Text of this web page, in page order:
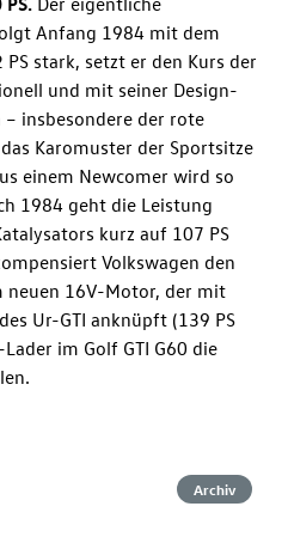
Anfang 1984 mit dem
stark, setzt er den Kurs der
und mit seiner Design-
– insbesondere der rote
Karomuster der Sportsitze
einem Newcomer wird so
1984 geht die Leistung
kurz auf 107 PS
Volkswagen den
neuen 16V-Motor, der mit
Ur-GTI anknüpft (139 PS
Lader im Golf GTI G60 die
Archiv